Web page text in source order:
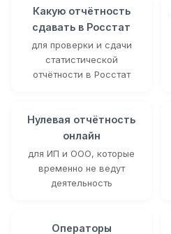
Какую отчётность
сдавать в Росстат
для проверки и сдачи
статистической
отчётности в Росстат
Нулевая отчётность
онлайн
для ИП и ООО, которые
временно не ведут
деятельность
Операторы